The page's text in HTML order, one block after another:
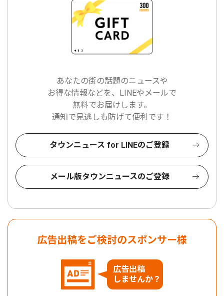
あなたの街の話題のニュースや
お得な情報などを、LINEやメールで
無料でお届けします。
通知で見逃しも防げて便利です！
タウンニュース for LINEのご登録
メール版タウンニュースのご登録
広告出稿をご検討のスポンサー様
広告出稿
しませんか？